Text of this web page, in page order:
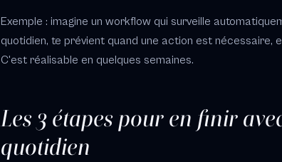
Exemple : imagine un workflow qui surveille
quotidien, te prévient quand une action est
C'est réalisable en quelques semaines.
Les 3 étapes pour en finir
quotidien